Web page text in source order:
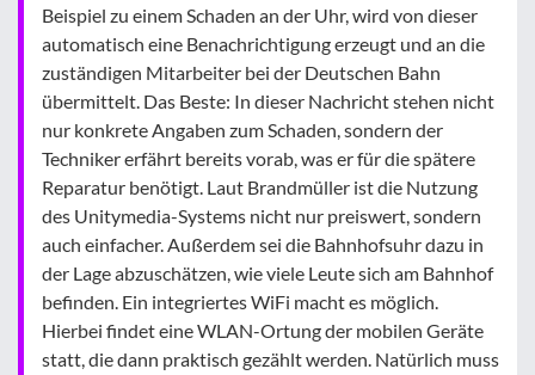
Beispiel zu einem Schaden an der Uhr, wird von dieser
automatisch eine Benachrichtigung erzeugt und an die
zuständigen Mitarbeiter bei der Deutschen Bahn
übermittelt. Das Beste: In dieser Nachricht stehen nicht
nur konkrete Angaben zum Schaden, sondern der
Techniker erfährt bereits vorab, was er für die spätere
Reparatur benötigt. Laut Brandmüller ist die Nutzung
des Unitymedia-Systems nicht nur preiswert, sondern
auch einfacher. Außerdem sei die Bahnhofsuhr dazu in
der Lage abzuschätzen, wie viele Leute sich am Bahnhof
befinden. Ein integriertes WiFi macht es möglich.
Hierbei findet eine WLAN-Ortung der mobilen Geräte
statt, die dann praktisch gezählt werden. Natürlich muss